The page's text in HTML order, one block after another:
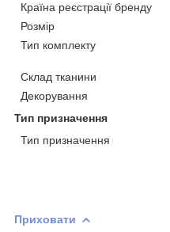
Країна реєстрації бренду
Розмір
Тип комплекту
Склад тканини
Декорування
Тип призначення
Тип призначення
Приховати